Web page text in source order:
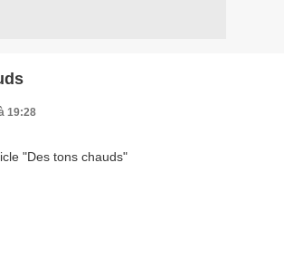
19:28